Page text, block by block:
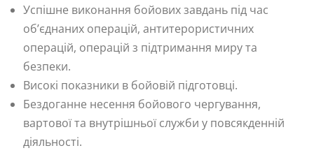
Успішне виконання бойових завдань під час
об’єднаних операцій, антитерористичних
операцій, операцій з підтримання миру та
безпеки.
Високі показники в бойовій підготовці.
Бездоганне несення бойового чергування,
вартової та внутрішньої служби у повсякденній
діяльності.